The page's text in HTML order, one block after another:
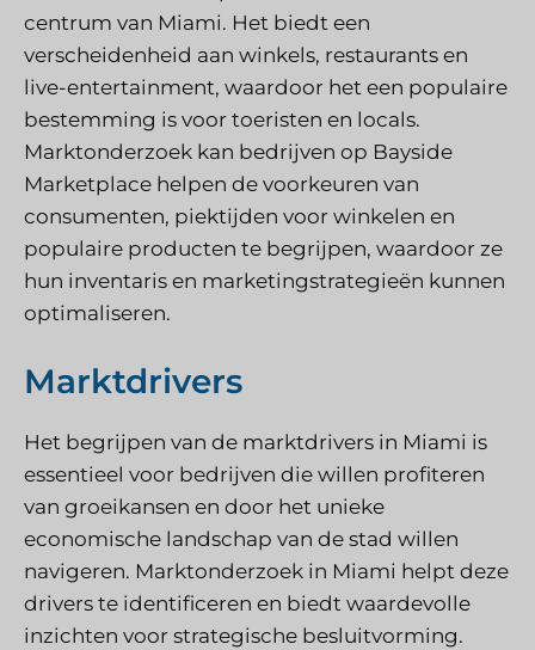
centrum van Miami. Het biedt een
verscheidenheid aan winkels, restaurants en
live-entertainment, waardoor het een populaire
bestemming is voor toeristen en locals.
Marktonderzoek kan bedrijven op Bayside
Marketplace helpen de voorkeuren van
consumenten, piektijden voor winkelen en
populaire producten te begrijpen, waardoor ze
hun inventaris en marketingstrategieën kunnen
optimaliseren.
Marktdrivers
Het begrijpen van de marktdrivers in Miami is
essentieel voor bedrijven die willen profiteren
van groeikansen en door het unieke
economische landschap van de stad willen
navigeren. Marktonderzoek in Miami helpt deze
drivers te identificeren en biedt waardevolle
inzichten voor strategische besluitvorming.